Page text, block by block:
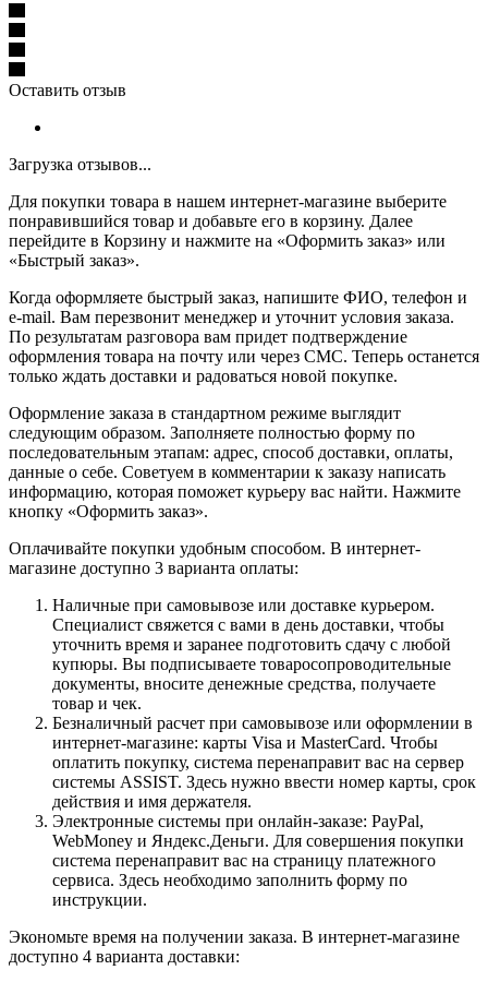
Оставить отзыв
Загрузка отзывов...
Для покупки товара в нашем интернет-магазине выберите
понравившийся товар и добавьте его в корзину. Далее
перейдите в Корзину и нажмите на «Оформить заказ» или
«Быстрый заказ».
Когда оформляете быстрый заказ, напишите ФИО, телефон и
e-mail. Вам перезвонит менеджер и уточнит условия заказа.
По результатам разговора вам придет подтверждение
оформления товара на почту или через СМС. Теперь останется
только ждать доставки и радоваться новой покупке.
Оформление заказа в стандартном режиме выглядит
следующим образом. Заполняете полностью форму по
последовательным этапам: адрес, способ доставки, оплаты,
данные о себе. Советуем в комментарии к заказу написать
информацию, которая поможет курьеру вас найти. Нажмите
кнопку «Оформить заказ».
Оплачивайте покупки удобным способом. В интернет-
магазине доступно 3 варианта оплаты:
Наличные при самовывозе или доставке курьером.
Специалист свяжется с вами в день доставки, чтобы
уточнить время и заранее подготовить сдачу с любой
купюры. Вы подписываете товаросопроводительные
документы, вносите денежные средства, получаете
товар и чек.
Безналичный расчет при самовывозе или оформлении в
интернет-магазине: карты Visa и MasterCard. Чтобы
оплатить покупку, система перенаправит вас на сервер
системы ASSIST. Здесь нужно ввести номер карты, срок
действия и имя держателя.
Электронные системы при онлайн-заказе: PayPal,
WebMoney и Яндекс.Деньги. Для совершения покупки
система перенаправит вас на страницу платежного
сервиса. Здесь необходимо заполнить форму по
инструкции.
Экономьте время на получении заказа. В интернет-магазине
доступно 4 варианта доставки: